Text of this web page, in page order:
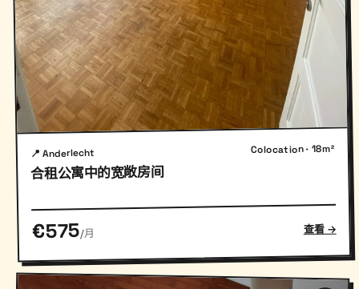
📍 Anderlecht Colocation · 18m²
合租公寓中的宽敞房间
€575/月 查看 →